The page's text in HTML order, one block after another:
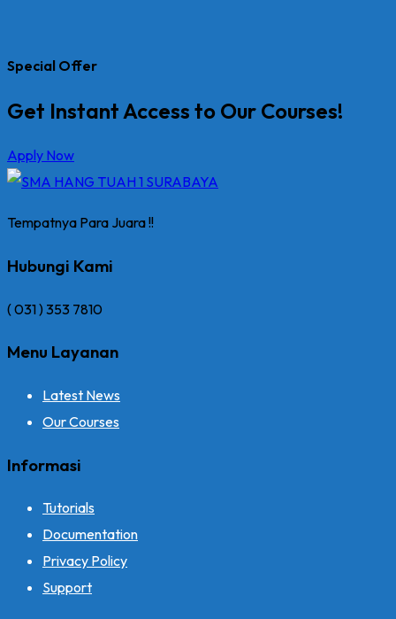
Special Offer
Get Instant Access to Our Courses!
Apply Now
Tempatnya Para Juara !!
Hubungi Kami
( 031 ) 353 7810
Menu Layanan
Latest News
Our Courses
Informasi
Tutorials
Documentation
Privacy Policy
Support